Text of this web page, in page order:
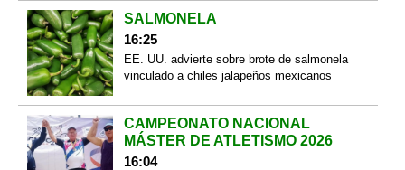
SALMONELA
16:25
EE. UU. advierte sobre brote de salmonela
vinculado a chiles jalapeños mexicanos
CAMPEONATO NACIONAL
MÁSTER DE ATLETISMO 2026
16:04